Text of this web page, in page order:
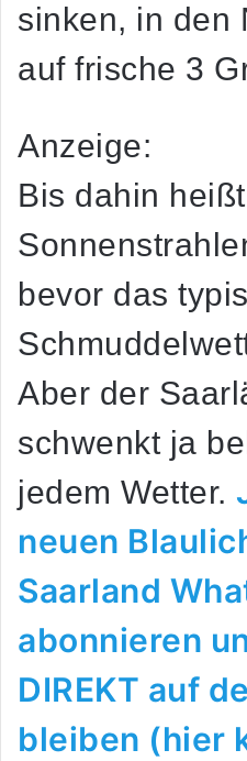
sinken, in den
auf frische 3
Anzeige:
Bis dahin
bevor das
Aber der
schwenkt ja
jedem Wetter.
neuen
Saarland
abonnieren
DIREKT auf
bleiben (hier